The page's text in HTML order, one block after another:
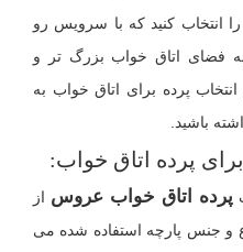
انتخاب کنید که با سرویس رو
فضای اتاق خواب بزرگ تر و
انتخاب پرده برای اتاق خواب به
باشید.
پرده اتاق خواب:
پرده اتاق خواب عروس از
و جنس پارچه استفاده شده می